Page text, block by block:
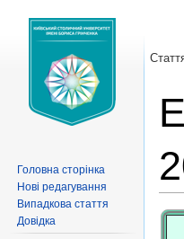
Головна сторінка
Нові редагування
Випадкова стаття
Довідка